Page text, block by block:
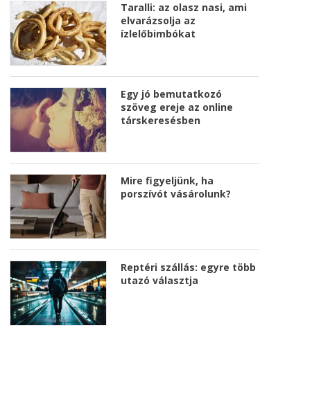
Taralli: az olasz nasi, ami
elvarázsolja az
ízlelőbimbókat
Egy jó bemutatkozó
szöveg ereje az online
társkeresésben
Mire figyeljünk, ha
porszívót vásárolunk?
Reptéri szállás: egyre több
utazó választja